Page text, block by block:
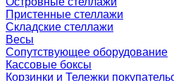
Пристенные стеллажи
Складские стеллажи
Весы
Сопутствующее оборудование
Кассовые боксы
Корзинки и Тележки